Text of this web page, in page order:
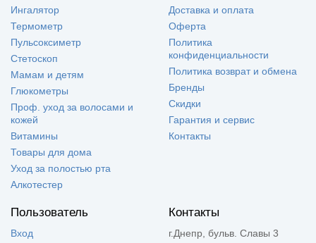
Ингалятор
Термометр
Пульсоксиметр
Стетоскоп
Мамам и детям
Глюкометры
Проф. уход за волосами и
кожей
Витамины
Товары для дома
Уход за полостью рта
Алкотестер
Доставка и оплата
Оферта
Политика
конфиденциальности
Политика возврат и обмена
Бренды
Скидки
Гарантия и сервис
Контакты
Пользователь
Вход
Контакты
г.Днепр, бульв. Славы 3